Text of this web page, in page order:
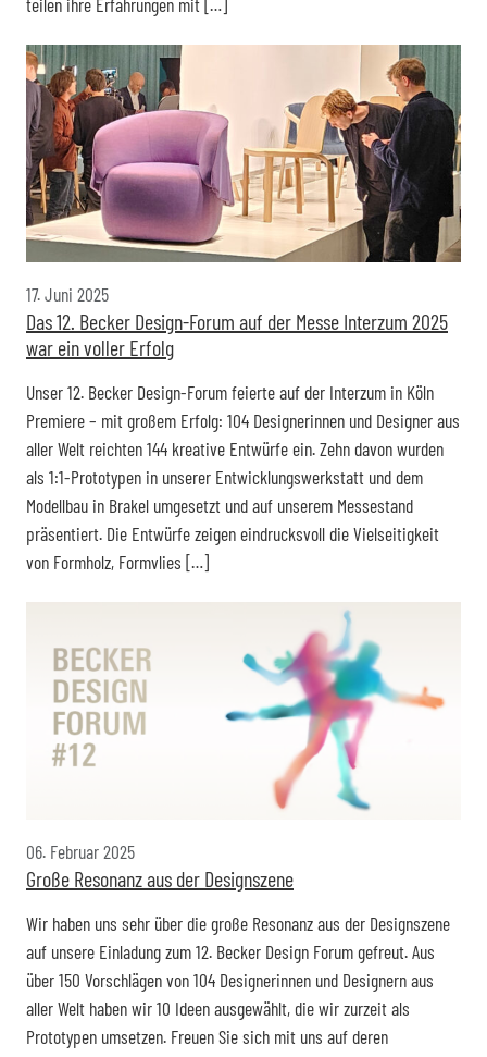
17. Juni 2025
Das 12. Becker Design-Forum auf der Messe Interzum 2025
war ein voller Erfolg
Unser 12. Becker Design-Forum feierte auf der Interzum in Köln
Premiere – mit großem Erfolg: 104 Designerinnen und Designer aus
aller Welt reichten 144 kreative Entwürfe ein. Zehn davon wurden
als 1:1-Prototypen in unserer Entwicklungswerkstatt und dem
Modellbau in Brakel umgesetzt und auf unserem Messestand
präsentiert. Die Entwürfe zeigen eindrucksvoll die Vielseitigkeit
von Formholz, Formvlies […]
06. Februar 2025
Große Resonanz aus der Designszene
Wir haben uns sehr über die große Resonanz aus der Designszene
auf unsere Einladung zum 12. Becker Design Forum gefreut. Aus
über 150 Vorschlägen von 104 Designerinnen und Designern aus
aller Welt haben wir 10 Ideen ausgewählt, die wir zurzeit als
Prototypen umsetzen. Freuen Sie sich mit uns auf deren